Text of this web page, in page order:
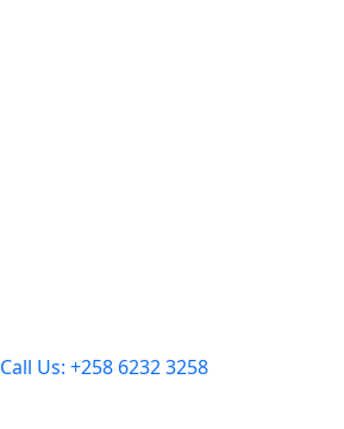
Call Us: +258 6232 3258